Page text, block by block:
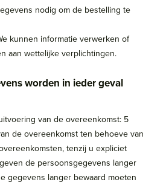
nodig om de bestelling te
kunnen informatie verwerken of
aan wettelijke verplichtingen.
worden in ieder geval
van de overeenkomst: 5
de overeenkomst ten behoeve van
tenzij u expliciet
de persoonsgegevens langer
gegevens langer bewaard moeten